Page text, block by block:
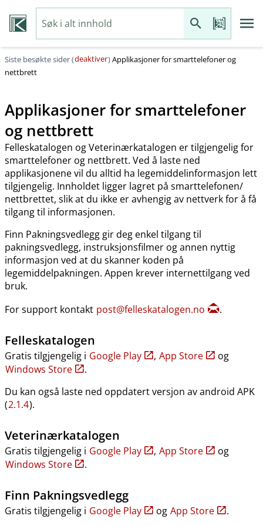
Siste besøkte sider (deaktiver)Applikasjoner for smarttelefoner og
nettbrett
Applikasjoner for smarttelefoner
og nettbrett
Felleskatalogen og Veterinærkatalogen er tilgjengelig for
smarttelefoner og nettbrett. Ved å laste ned
applikasjonene vil du alltid ha legemiddelinformasjon lett
tilgjengelig. Innholdet ligger lagret på smarttelefonen​/​
nettbrettet, slik at du ikke er avhengig av nettverk for å få
tilgang til informasjonen.
Finn Pakningsvedlegg gir deg enkel tilgang til
pakningsvedlegg, instruksjonsfilmer og annen nyttig
informasjon ved at du skanner koden på
legemiddelpakningen. Appen krever internettilgang ved
bruk.
For support kontakt post@felleskatalogen.no .
Felleskatalogen
Gratis tilgjengelig i Google Play , App Store
og
Windows Store
.
Du kan også laste ned oppdatert versjon av android APK
(2.1.4).
Veterinærkatalogen
Gratis tilgjengelig i Google Play , App Store
og
Windows Store
.
Finn Pakningsvedlegg
Gratis tilgjengelig i Google Play og App Store .